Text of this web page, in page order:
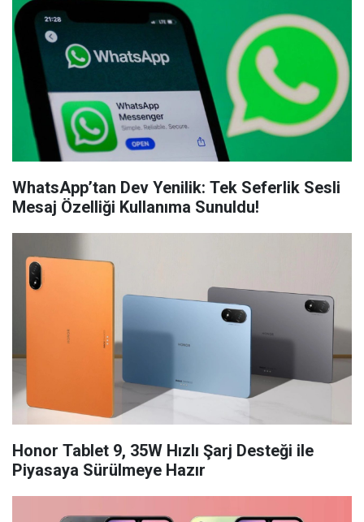
WhatsApp’tan Dev Yenilik: Tek Seferlik Sesli
Mesaj Özelliği Kullanıma Sunuldu!
Honor Tablet 9, 35W Hızlı Şarj Desteği ile
Piyasaya Sürülmeye Hazır